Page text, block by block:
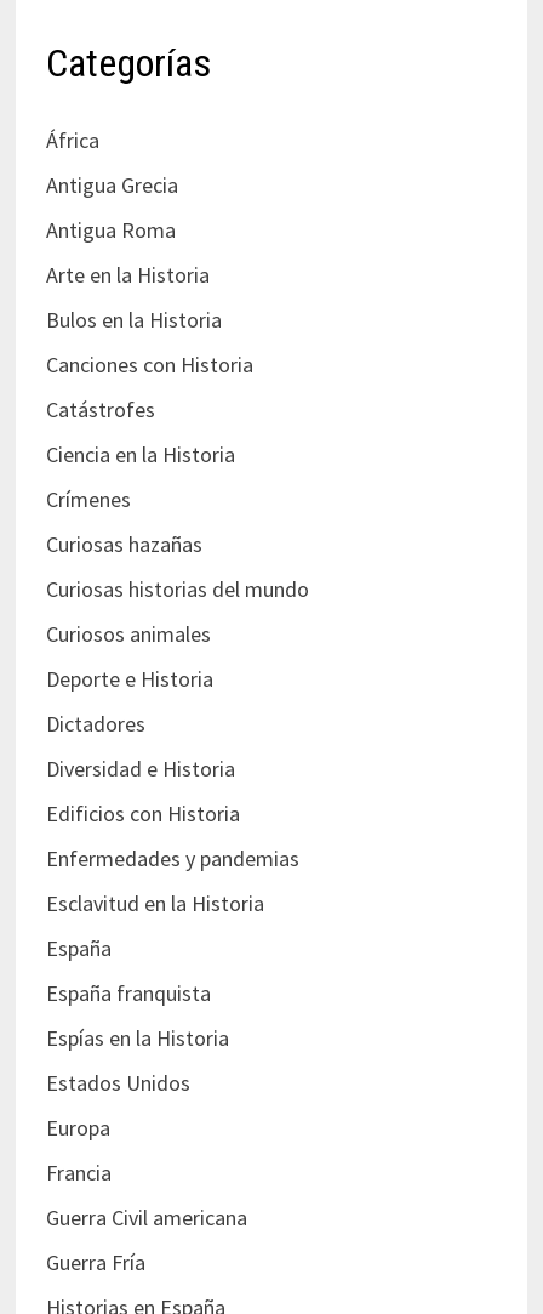
Categorías
África
Antigua Grecia
Antigua Roma
Arte en la Historia
Bulos en la Historia
Canciones con Historia
Catástrofes
Ciencia en la Historia
Crímenes
Curiosas hazañas
Curiosas historias del mundo
Curiosos animales
Deporte e Historia
Dictadores
Diversidad e Historia
Edificios con Historia
Enfermedades y pandemias
Esclavitud en la Historia
España
España franquista
Espías en la Historia
Estados Unidos
Europa
Francia
Guerra Civil americana
Guerra Fría
Historias en España